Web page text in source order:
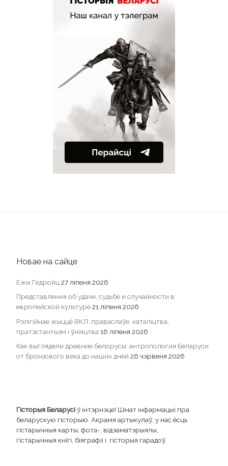
Новае на сайце
Ежы Гедройц 27 ліпеня 2026
Представления об удаче, судьбе и случайности в
европейской культуре21 ліпеня 2026
Рэлігійнае жыццё ВКЛ: праваслаўе, каталіцтва,
пратэстантызм і ўніяцтва 16 ліпеня 2026
Как выглядели древние белорусы: антропология Беларуси
от бронзового века до наших дней 26 чэрвеня 2026
Гісторыя Беларусіў інтэрнэце! Шмат інфармацыі пра
беларускую гісторыю. Акрамя артыкулаў, у нас ёсць
гістарычныя карты, фота-, відэаматэрыялы,
гістарычныя кнігі, біяграфіі і гісторыя гарадоў.